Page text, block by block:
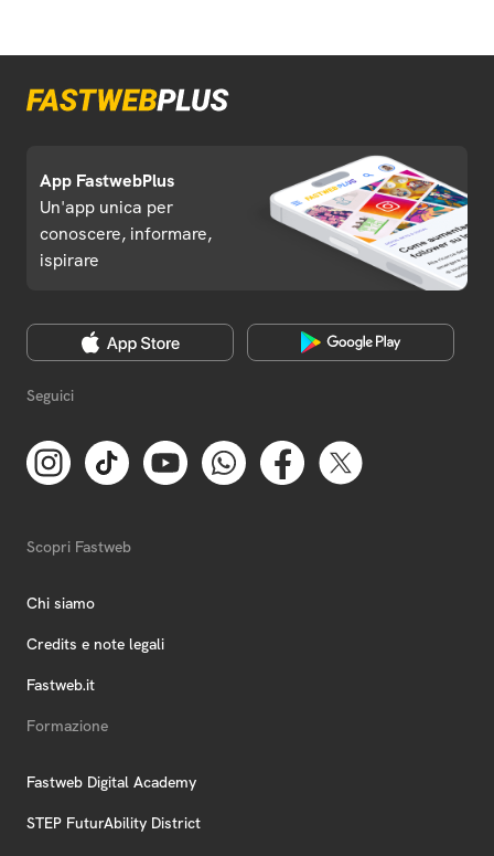
App FastwebPlus
Un'app unica per
conoscere, informare,
ispirare
Seguici
Scopri Fastweb
Chi siamo
Credits e note legali
Fastweb.it
Formazione
Fastweb Digital Academy
STEP FuturAbility District